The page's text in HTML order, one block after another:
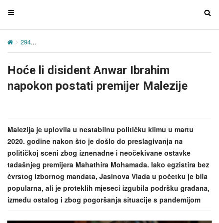
T
g
e
n
g
a
t
i
o
n
T
i
o
n
294
Hoće li disident Anwar Ibrahim
napokon postati premijer Malezije
Malezija je uplovila u nestabilnu političku klimu u martu
2020. godine nakon što je došlo do preslagivanja na
političkoj sceni zbog iznenadne i neočekivane ostavke
tadašnjeg premijera Mahathira Mohamada. Iako egzistira bez
čvrstog izbornog mandata, Jasinova Vlada u početku je bila
popularna, ali je proteklih mjeseci izgubila podršku građana,
između ostalog i zbog pogoršanja situacije s pandemijom